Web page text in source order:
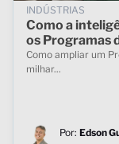
INDÚSTRIAS
Como a
os Programas
Como ampliar um
milhar...
Por: Edson